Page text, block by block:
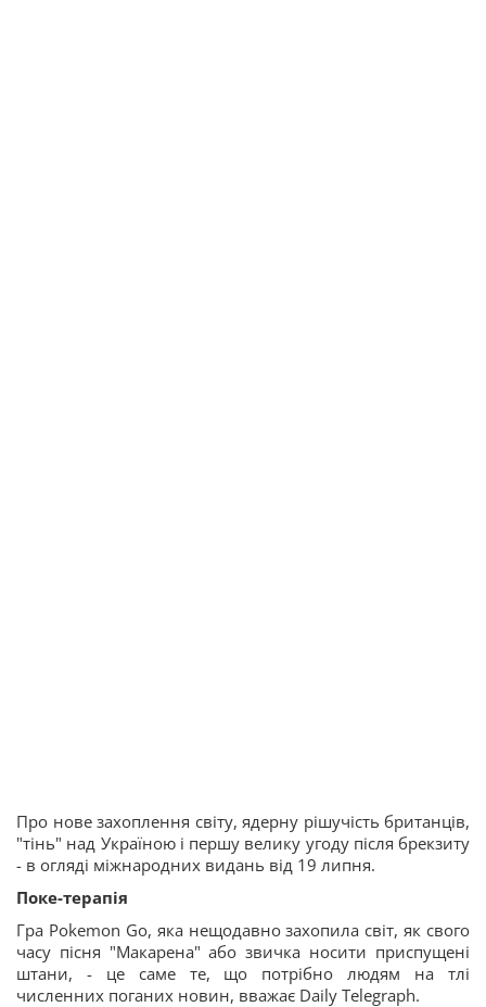
Про нове захоплення світу, ядерну рішучість британців,
"тінь" над Україною і першу велику угоду після брекзиту
- в огляді міжнародних видань від 19 липня.
Поке-терапія
Гра Pokemon Go, яка нещодавно захопила світ, як свого
часу пісня "Макарена" або звичка носити приспущені
штани, - це саме те, що потрібно людям на тлі
численних поганих новин, вважає Daily Telegraph.